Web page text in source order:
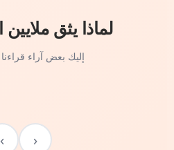
لماذا يثق ملايين
إليك بعض آراء
‹
›